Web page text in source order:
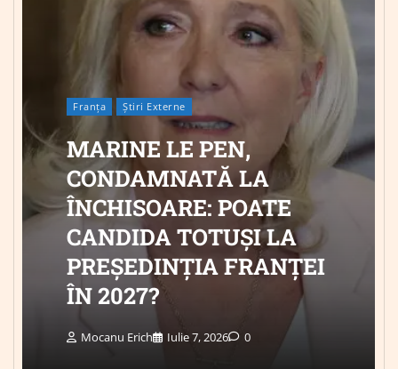
Franța Știri Externe
MARINE LE PEN,
CONDAMNATĂ LA
ÎNCHISOARE: POATE
CANDIDA TOTUȘI LA
PREȘEDINȚIA FRANȚEI
ÎN 2027?
Mocanu Erich Iulie 7, 2026 0